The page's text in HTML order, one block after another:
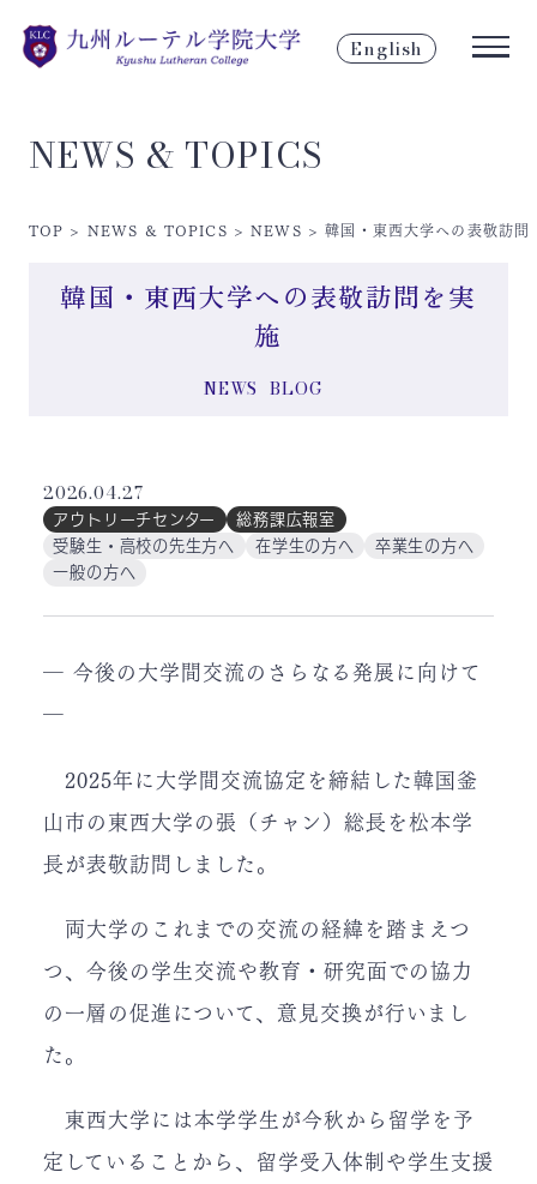
English
NEWS & TOPICS
TOP > NEWS & TOPICS >NEWS >韓国・東西大学への表敬訪問
韓国・東西大学への表敬訪問を実
施
NEWS BLOG
2026.04.27
アウトリーチセンター
総務課広報室
受験生・高校の先生方へ
在学生の方へ
卒業生の方へ
一般の方へ
― 今後の大学間交流のさらなる発展に向けて
―
2025年に大学間交流協定を締結した韓国釜
山市の東西大学の張（チャン）総長を松本学
長が表敬訪問しました。
両大学のこれまでの交流の経緯を踏まえつ
つ、今後の学生交流や教育・研究面での協力
の一層の促進について、意見交換が行いまし
た。
東西大学には本学学生が今秋から留学を予
定していることから、留学受入体制や学生支援